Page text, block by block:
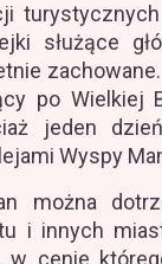
służące
po Wielkiej
jeden
Wyspy
można
i innych